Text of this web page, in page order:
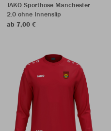
JAKO Sporthose Manchester
2.0 ohne Innenslip
ab 7,00 €